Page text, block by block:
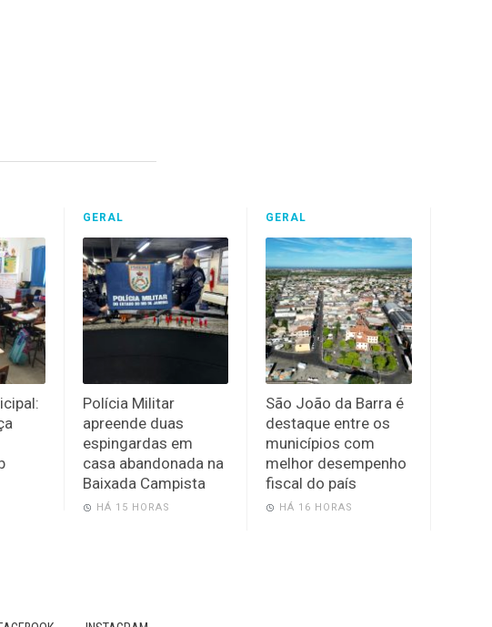
GERAL
Polícia Militar
apreende duas
espingardas em
casa abandonada na
Baixada Campista
HÁ 15 HORAS
GERAL
São João da Barra é
destaque entre os
municípios com
melhor desempenho
fiscal do país
HÁ 16 HORAS